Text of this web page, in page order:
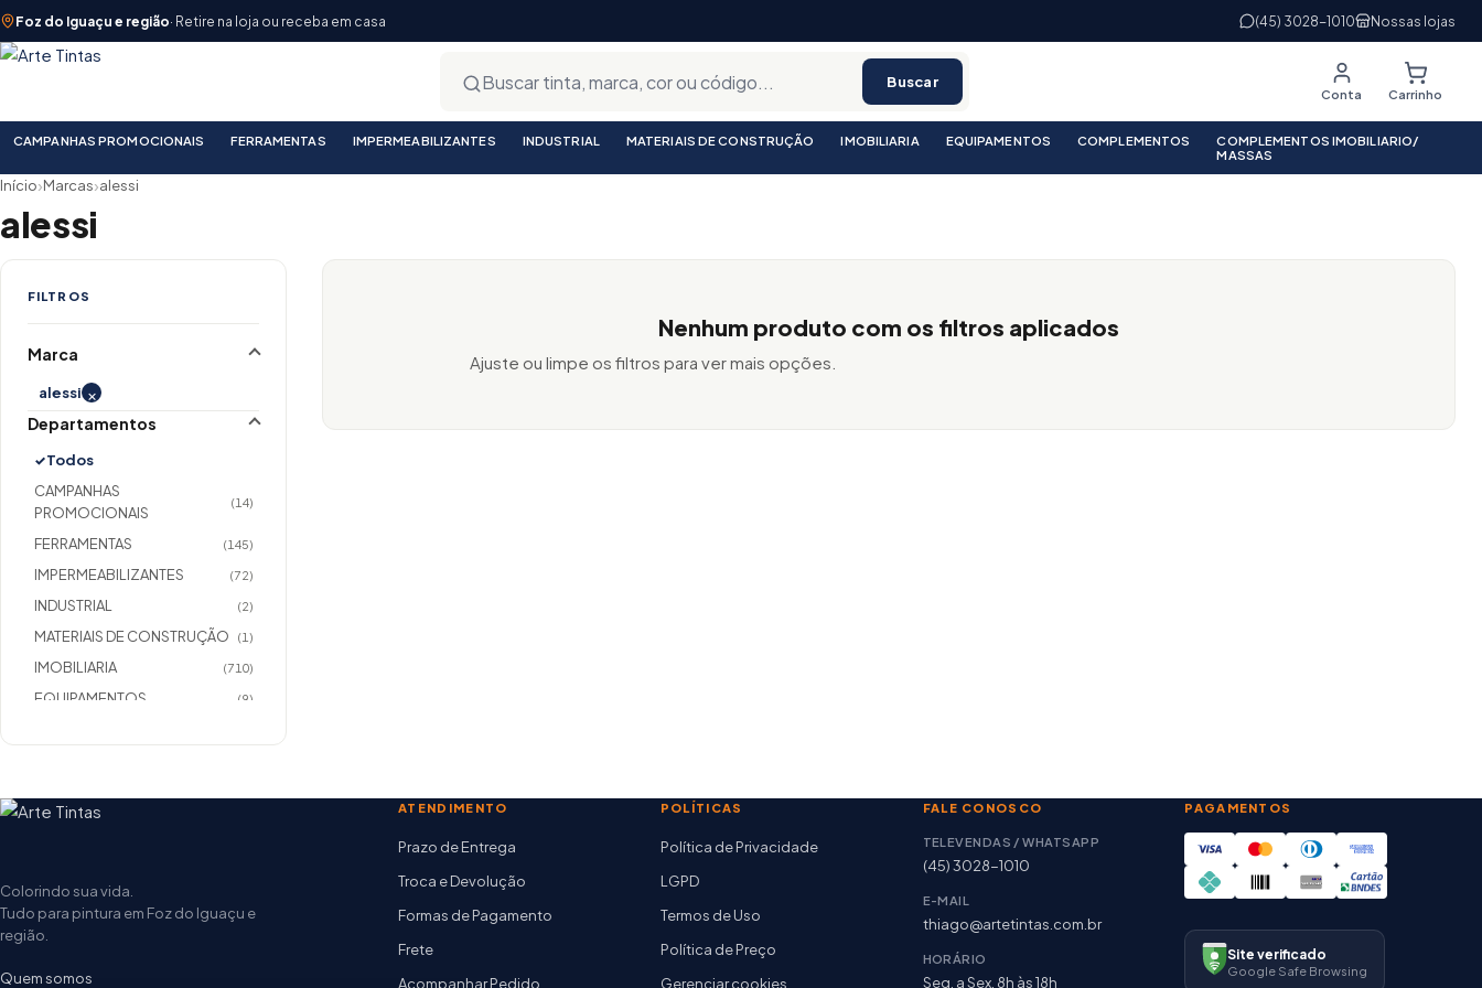
Foz do Iguaçu e região· Retire na loja ou receba em casa (45) 3028-1010 Nossas lojas
Buscar
Conta Carrinho
CAMPANHAS PROMOCIONAIS FERRAMENTAS IMPERMEABILIZANTES INDUSTRIAL MATERIAIS DE CONSTRUÇÃO IMOBILIARIA EQUIPAMENTOS COMPLEMENTOS
COMPLEMENTOS IMOBILIARIO/
MASSAS
Início›Marcas›alessi
alessi
FILTROS
Marca
alessi ×
Departamentos
Todos
CAMPANHAS
PROMOCIONAIS
(14)
FERRAMENTAS (145)
IMPERMEABILIZANTES (72)
INDUSTRIAL (2)
MATERIAIS DE CONSTRUÇÃO (1)
IMOBILIARIA (710)
EQUIPAMENTOS (9)
COMPLEMENTOS
MATERIAIS ELETRICOS
COMPLEMENTO
Nenhum produto com os filtros aplicados
Ajuste ou limpe os filtros para ver mais opções.
Colorindo sua vida.
Tudo para pintura em Foz do Iguaçu e
região.
Quem somos
ATENDIMENTO
Prazo de Entrega
Troca e Devolução
Formas de Pagamento
Frete
Acompanhar Pedido
POLÍTICAS
Política de Privacidade
LGPD
Termos de Uso
Política de Preço
Gerenciar cookies
FALE CONOSCO
TELEVENDAS / WHATSAPP
(45) 3028-1010
E-MAIL
thiago@artetintas.com.br
HORÁRIO
Seg. a Sex. 8h às 18h
PAGAMENTOS
Site verificado
Google Safe Browsing